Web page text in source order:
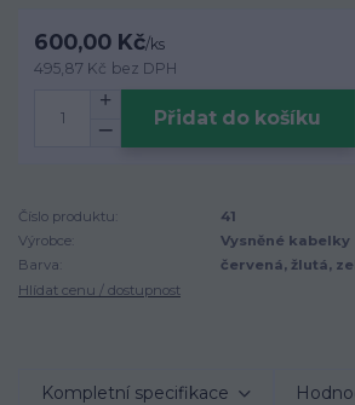
600,00 Kč/ks
495,87 Kč bez DPH
Přidat do košíku
Číslo produktu:
41
Výrobce:
Vysněné kabelky
Barva:
červená, žlutá,
Hlídat cenu / dostupnost
Kompletní specifikace